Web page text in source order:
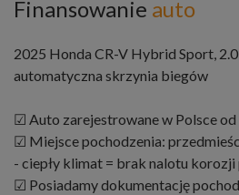
Finansowanie auto
2025 Honda CR-V Hybrid Sport,
automatyczna skrzynia biegów
☑ Auto zarejestrowane w Polsce od
☑ Miejsce pochodzenia:
- ciepły klimat = brak nalotu
☑ Posiadamy dokumentację